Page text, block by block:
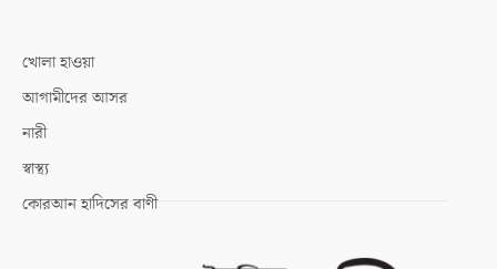
খোলা হাওয়া
আগামীদের আসর
নারী
স্বাস্থ্য
কোরআন হাদিসের বাণী